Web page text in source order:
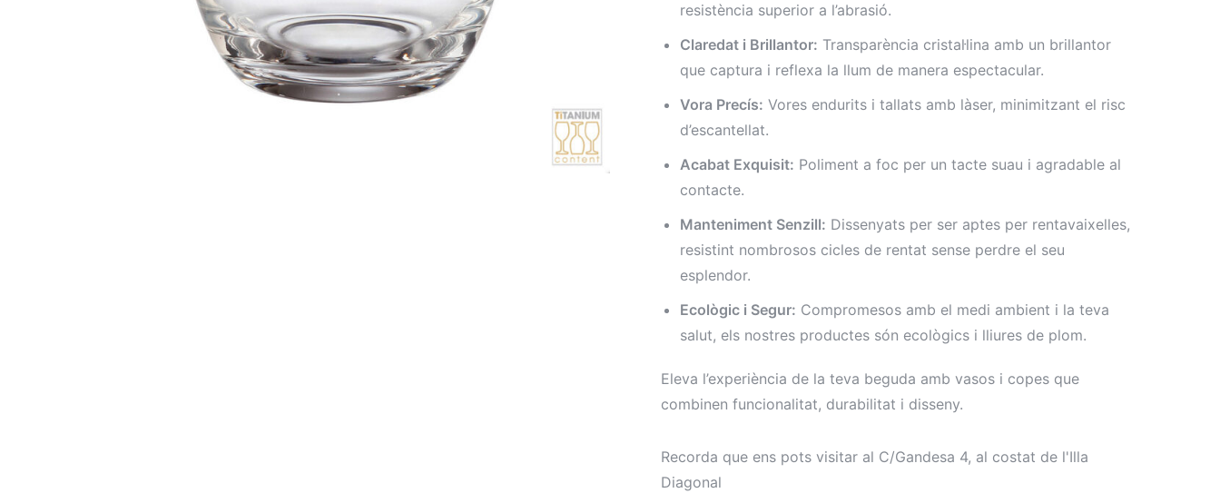
resistència superior a l’abrasió.
Claredat i Brillantor: Transparència cristal·lina amb un brillantor
que captura i reflexa la llum de manera espectacular.
Vora Precís: Vores endurits i tallats amb làser, minimitzant el risc
d’escantellat.
Acabat Exquisit: Poliment a foc per un tacte suau i agradable al
contacte.
Manteniment Senzill: Dissenyats per ser aptes per rentavaixelles,
resistint nombrosos cicles de rentat sense perdre el seu
esplendor.
Ecològic i Segur: Compromesos amb el medi ambient i la teva
salut, els nostres productes són ecològics i lliures de plom.
Eleva l’experiència de la teva beguda amb vasos i copes que
combinen funcionalitat, durabilitat i disseny.
Recorda que ens pots visitar al C/Gandesa 4, al costat de l'Illa
Diagonal